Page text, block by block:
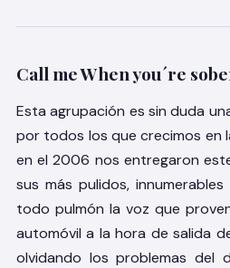
Call me When you´re
Esta agrupación es sin duda
por todos los que crecimos en
en el 2006 nos entregaron
sus más pulidos,
todo pulmón la voz que
automóvil a la hora de salida
olvidando los problemas del